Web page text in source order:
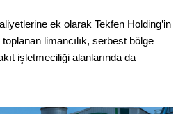
ek olarak Tekfen Holding’in
limancılık, serbest bölge
işletmeciliği alanlarında da